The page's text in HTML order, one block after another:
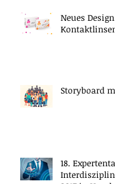
Neues
Storyboard
18.